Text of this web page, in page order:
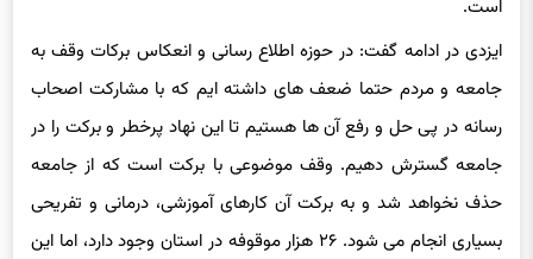
ایزدی در ادامه گفت: در حوزه اطلاع رسانی و انعکاس برکات وقف به
جامعه و مردم حتما ضعف های داشته ایم که با مشارکت اصحاب
رسانه در پی حل و رفع آن ها هستیم تا این نهاد پرخطر و برکت را در
جامعه گسترش دهیم. وقف موضوعی با برکت است که از جامعه
حذف نخواهد شد و به برکت آن کارهای آموزشی، درمانی و تفریحی
بسیاری انجام می شود. ۲۶ هزار موقوفه در استان وجود دارد، اما این
وقفیات یکی یکی انجام شده است تا به این عدد رسیده است.